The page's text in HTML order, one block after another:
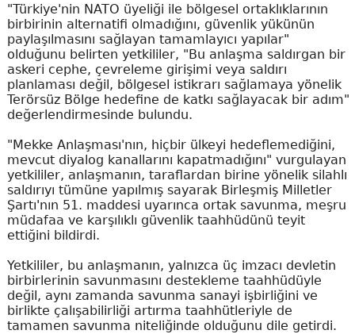
"Türkiye'nin NATO üyeliği ile bölgesel ortaklıklarının
birbirinin alternatifi olmadığını, güvenlik yükünün
paylaşılmasını sağlayan tamamlayıcı yapılar"
olduğunu belirten yetkililer, "Bu anlaşma saldırgan bir
askeri cephe, çevreleme girişimi veya saldırı
planlaması değil, bölgesel istikrarı sağlamaya yönelik
Terörsüz Bölge hedefine de katkı sağlayacak bir adım"
değerlendirmesinde bulundu.
"Mekke Anlaşması'nın, hiçbir ülkeyi hedeflemediğini,
mevcut diyalog kanallarını kapatmadığını" vurgulayan
yetkililer, anlaşmanın, taraflardan birine yönelik silahlı
saldırıyı tümüne yapılmış sayarak Birleşmiş Milletler
Şartı'nın 51. maddesi uyarınca ortak savunma, meşru
müdafaa ve karşılıklı güvenlik taahhüdünü teyit
ettiğini bildirdi.
Yetkililer, bu anlaşmanın, yalnızca üç imzacı devletin
birbirlerinin savunmasını destekleme taahhüdüyle
değil, aynı zamanda savunma sanayi işbirliğini ve
birlikte çalışabilirliği artırma taahhütleriyle de
tamamen savunma niteliğinde olduğunu dile getirdi.